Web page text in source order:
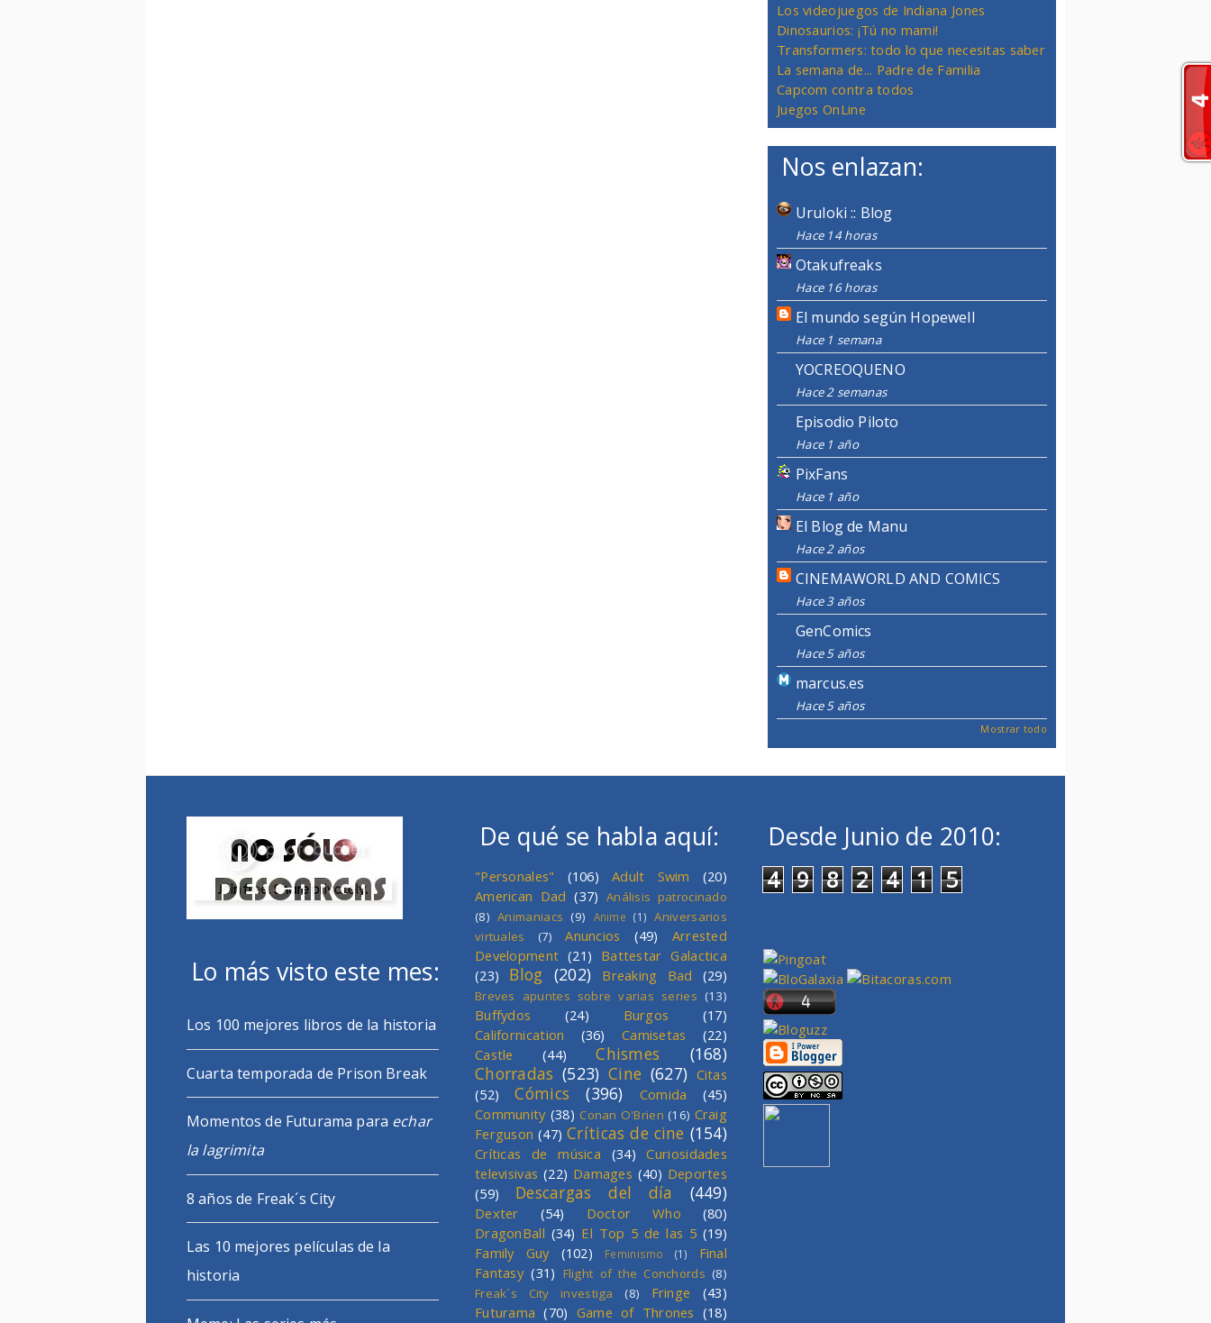
Los videojuegos de Indiana Jones
Dinosaurios: ¡Tú no mami!
Transformers: todo lo que necesitas saber
La semana de... Padre de Familia
Capcom contra todos
Juegos OnLine
Nos enlazan:
Uruloki :: Blog
Hace 14 horas
Otakufreaks
Hace 16 horas
El mundo según Hopewell
Hace 1 semana
YOCREOQUENO
Hace 2 semanas
Episodio Piloto
Hace 1 año
PixFans
Hace 1 año
El Blog de Manu
Hace 2 años
CINEMAWORLD AND COMICS
Hace 3 años
GenComics
Hace 5 años
marcus.es
Hace 5 años
Mostrar todo
Lo más visto este mes:
Los 100 mejores libros de la historia
Cuarta temporada de Prison Break
Momentos de Futurama para echar
la lagrimita
8 años de Freak´s City
Las 10 mejores películas de la
historia
De qué se habla aquí:
"Personales" (106) Adult Swim
(20)
American Dad (37) Análisis patrocinado
(8) Animaniacs (9) Anime (1) Aniversarios
virtuales
(7) Anuncios (49)
Arrested
Development (21) Battestar Galactica
(23)
Blog (202) Breaking Bad (29)
Breves apuntes sobre varias series (13)
Buffydos (24) Burgos
(17)
Californication
(36) Camisetas
(22)
Castle
(44) Chismes
(168)
Chorradas (523) Cine (627) Citas
(52)
Cómics (396) Comida
(45)
Community (38) Conan O'Brien (16) Craig
Ferguson (47) Críticas de cine (154)
Críticas de música (34)
Curiosidades
televisivas (22) Damages (40) Deportes
(59)
Descargas del día (449)
Dexter (54) Doctor Who
(80)
DragonBall (34) El Top 5 de las 5 (19)
Family Guy
(102) Feminismo (1)
Final
Fantasy (31) Flight of the Conchords (8)
Freak´s City investiga
(8) Fringe
(43)
Futurama (70) Game of Thrones (18)
Desde Junio de 2010:
4 9 8 2 4 1 5